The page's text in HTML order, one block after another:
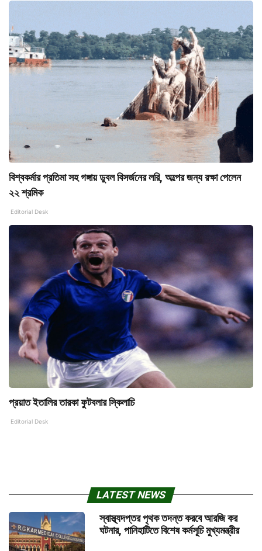
বিশ্বকর্মার প্রতিমা সহ গঙ্গায় ডুবল বিসর্জনের লরি, অল্পের জন্য রক্ষা পেলেন
২২ শ্রমিক
Editorial Desk
প্রয়াত ইতালির তারকা ফুটবলার স্কিলাচি
Editorial Desk
LATEST NEWS
স্বাস্থ্যদপ্তর পৃথক তদন্ত করবে আরজি কর
ঘটনার, পানিহাটিতে বিশেষ কর্মসূচি মুখ্যমন্ত্রীর